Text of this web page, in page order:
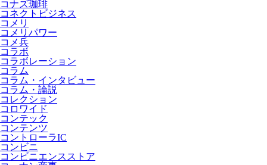
コナズ珈琲
コネクトビジネス
コメリ
コメリパワー
コメ兵
コラボ
コラボレーション
コラム
コラム・インタビュー
コラム・論説
コレクション
コロワイド
コンテック
コンテンツ
コントローラIC
コンビニ
コンビニエンスストア